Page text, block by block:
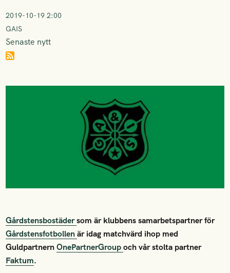
2019-10-19 2:00
GAIS
Senaste nytt
Gårdstensbostädersom är klubbens samarbetspartner för
Gårdstensfotbollenär idag matchvärd ihop med
GuldpartnernOnePartnerGroupoch vår stolta partner
Faktum.